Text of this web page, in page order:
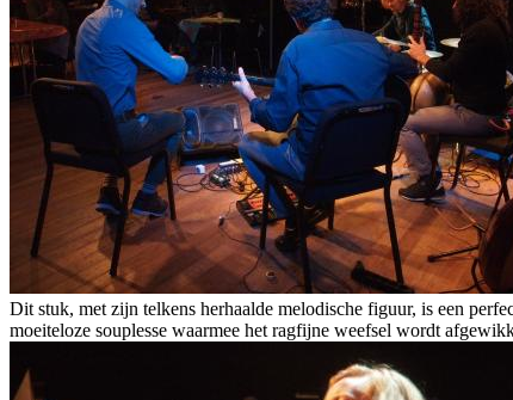
Dit stuk, met zijn telkens herhaalde melodische figuur, is een
moeiteloze souplesse waarmee het ragfijne weefsel wordt